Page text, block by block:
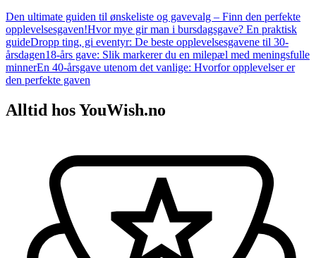
Den ultimate guiden til ønskeliste og gavevalg – Finn den perfekte
opplevelsesgaven!Hvor mye gir man i bursdagsgave? En praktisk
guideDropp ting, gi eventyr: De beste opplevelsesgavene til 30-
årsdagen18-års gave: Slik markerer du en milepæl med meningsfulle
minnerEn 40-årsgave utenom det vanlige: Hvorfor opplevelser er
den perfekte gaven
Alltid hos YouWish.no